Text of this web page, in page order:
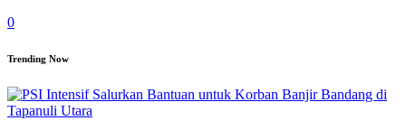
0
Trending Now